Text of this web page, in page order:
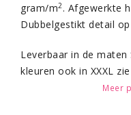
gram/m2. Afgewerkte
Dubbelgestikt detail
Leverbaar in de maten
kleuren ook in XXXL
Meer